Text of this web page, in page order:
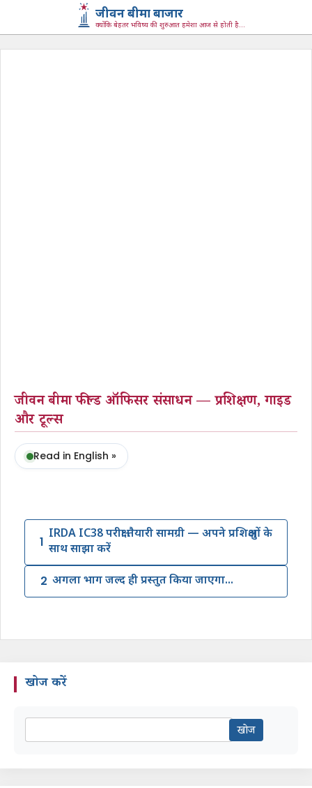
जीवन बीमा बाजार
क्योंकि बेहतर भविष्य की शुरुआत हमेशा आज से होती है...
जीवन बीमा फील्ड ऑफिसर संसाधन — प्रशिक्षण, गाइड
और टूल्स
Read in English »
1 IRDA IC38 परीक्षा तैयारी सामग्री — अपने प्रशिक्षुओं के
साथ साझा करें
2 अगला भाग जल्द ही प्रस्तुत किया जाएगा...
खोज करें